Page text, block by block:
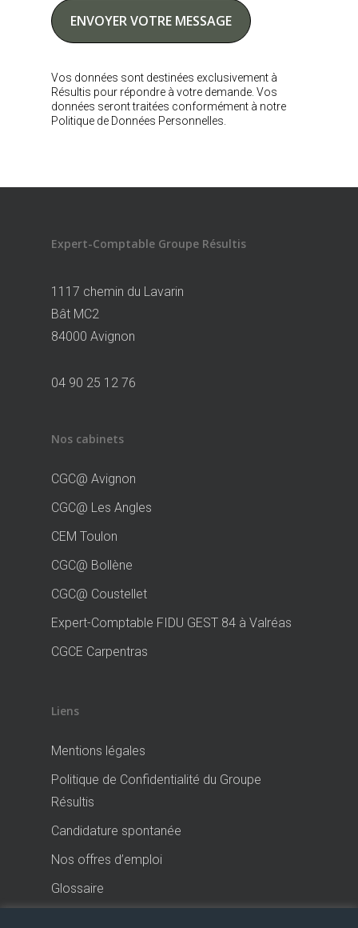
Vos données sont destinées exclusivement à
Résultis pour répondre à votre demande. Vos
données seront traitées conformément à notre
Politique de Données Personnelles.
Expert-Comptable Groupe Résultis
1117 chemin du Lavarin
Bât MC2
84000 Avignon
04 90 25 12 76
Nos cabinets
CGC@ Avignon
CGC@ Les Angles
CEM Toulon
CGC@ Bollène
CGC@ Coustellet
Expert-Comptable FIDU GEST 84 à Valréas
CGCE Carpentras
Liens
Mentions légales
Politique de Confidentialité du Groupe
Résultis
Candidature spontanée
Nos offres d’emploi
Glossaire